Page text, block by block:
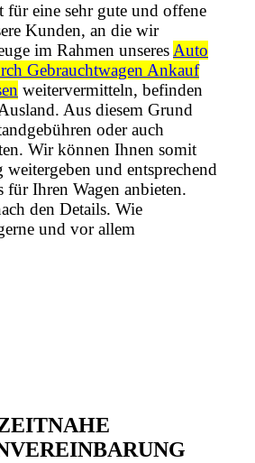
für eine sehr gute und offene
Kunden, an die wir
im Rahmen unseres Auto
Gebrauchtwagen Ankauf
weitervermitteln, befinden
Aus diesem Grund
oder auch
Wir können Ihnen somit
weitergeben und entsprechend
für Ihren Wagen anbieten.
den Details. Wie
und vor allem